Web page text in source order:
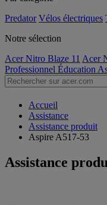
Predator Vélos électriques
Notre sélection
Acer Nitro Blaze 11 Acer
Professionnel Éducation
Accueil
Assistance
Assistance produit
Aspire A517-53
Assistance